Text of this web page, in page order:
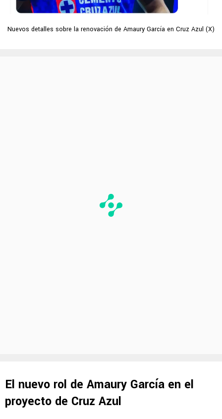
Nuevos detalles sobre la renovación de Amaury García en Cruz Azul (X)
El nuevo rol de Amaury García en el
proyecto de Cruz Azul